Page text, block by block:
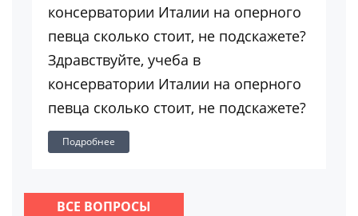
консерватории Италии на оперного
певца сколько стоит, не подскажете?
Здравствуйте, учеба в
консерватории Италии на оперного
певца сколько стоит, не подскажете?
Подробнее
ВСЕ ВОПРОСЫ